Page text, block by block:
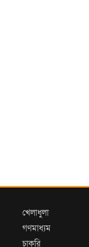
খেলাধুলা
গণমাধ্যম
চাকুরি